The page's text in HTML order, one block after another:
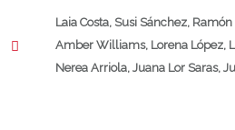
Laia Costa, Susi Sánchez, Ramón
Amber Williams, Lorena López,
Nerea Arriola, Juana Lor Saras,